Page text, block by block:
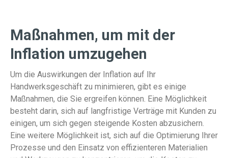
Maßnahmen, um mit der
Inflation umzugehen
Um die Auswirkungen der Inflation auf Ihr
Handwerksgeschäft zu minimieren, gibt es einige
Maßnahmen, die Sie ergreifen können. Eine Möglichkeit
besteht darin, sich auf langfristige Verträge mit Kunden zu
einigen, um sich gegen steigende Kosten abzusichern.
Eine weitere Möglichkeit ist, sich auf die Optimierung Ihrer
Prozesse und den Einsatz von effizienteren Materialien